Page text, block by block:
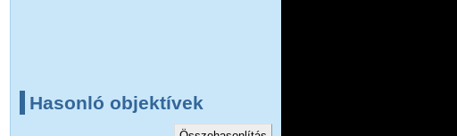
Hasonló objektívek